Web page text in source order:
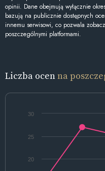
opinii. Dane obejmują wyłącznie
bazują na publicznie dostępnych
innemu serwisowi, co pozwala
poszczególnymi platformami.
Liczba ocenna
20
25
30